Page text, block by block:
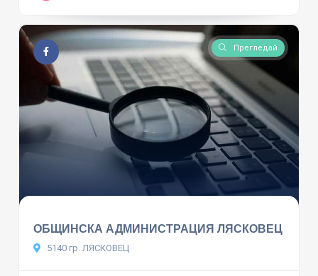
Прегледай
ОБЩИНСКА АДМИНИСТРАЦИЯ ЛЯСКОВЕЦ
5140 гр. ЛЯСКОВЕЦ